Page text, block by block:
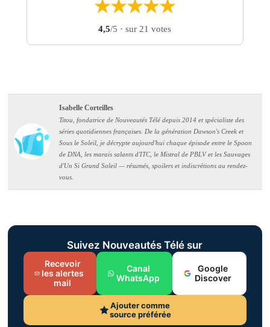
★★★★★
4,5/5 · sur 21 votes
Isabelle Corteilles
Titou, fondatrice de Nouveautés Télé depuis 2014 et spécialiste des
séries quotidiennes françaises. De la génération Dawson's Creek et
Sous le Soleil, je décrypte aujourd'hui chaque épisode entre le Spoon
de DNA, les marais salants d'ITC, le Mistral de PBLV et les Sauvages
d'Un Si Grand Soleil — résumés, spoilers et indiscrétions au rendez-
vous.
Suivez Nouveautés Télé sur
Recevoir
les alertes
mail
Canal
WhatsApp
Google
Discover
Ajouter comme
source préférée